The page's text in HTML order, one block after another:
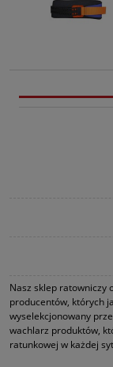
Nasz sklep ratowniczy
producentów, których
wyselekcjonowany
wachlarz produktów,
ratunkowej w każdej